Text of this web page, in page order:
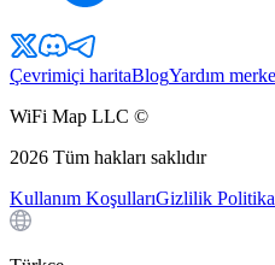
Çevrimiçi haritaBlogYardım
WiFi Map LLC ©
2026 Tüm hakları saklıdır
Kullanım KoşullarıGizlilik